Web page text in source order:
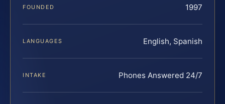
FOUNDED 1997
LANGUAGES English, Spanish
INTAKE Phones Answered 24/7